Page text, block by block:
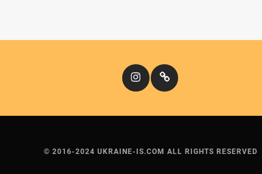
InstagramКіномандри
© 2016-2024 UKRAINE-IS.COM ALL RIGHTS RESERVED